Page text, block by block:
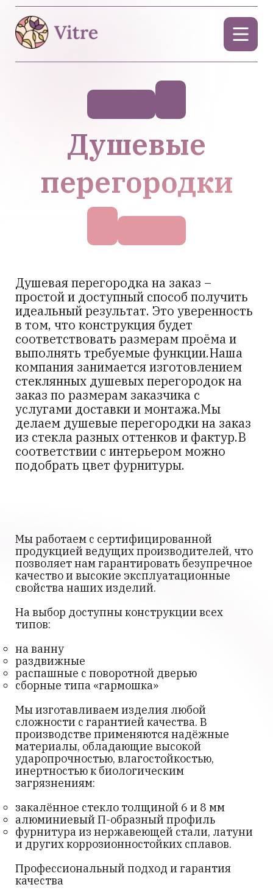
Душевые
перегородки
Душевая перегородка на заказ –
простой и доступный способ получить
идеальный результат. Это уверенность
в том, что конструкция будет
соответствовать размерам проёма и
выполнять требуемые функции.Наша
компания занимается изготовлением
стеклянных душевых перегородок на
заказ по размерам заказчика с
услугами доставки и монтажа.Мы
делаем душевые перегородки на заказ
из стекла разных оттенков и фактур.В
соответствии с интерьером можно
подобрать цвет фурнитуры.
Мы работаем с сертифицированной
продукцией ведущих производителей, что
позволяет нам гарантировать безупречное
качество и высокие эксплуатационные
свойства наших изделий.
На выбор доступны конструкции всех
типов:
на ванну
раздвижные
распашные с поворотной дверью
сборные типа «гармошка»
Мы изготавливаем изделия любой
сложности с гарантией качества. В
производстве применяются надёжные
материалы, обладающие высокой
ударопрочностью, влагостойкостью,
инертностью к биологическим
загрязнениям:
закалённое стекло толщиной 6 и 8 мм
алюминиевый П-образный профиль
фурнитура из нержавеющей стали, латуни
и других коррозионностойких сплавов.
Профессиональный подход и гарантия
качества